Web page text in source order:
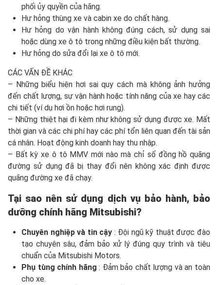
phối ủy quyền của hãng.
Hư hỏng thùng xe và cabin xe do chất hàng.
Hư hỏng do vận hành không đúng cách, sử dụng sai
hoặc dùng xe ô tô trong những điều kiện bất thường.
Hư hỏng do sửa đổi lại xe ô tô mới.
CÁC VẤN ĐỀ KHÁC
– Những biểu hiện hơi sai quy cách mà không ảnh hưởng
đến chất lượng, sự vận hành hoặc tính năng của xe hay các
chi tiết (ví dụ hơi ồn hoặc hơi rung).
– Những thiệt hại đi kèm như không sử dụng được xe. Mất
thời gian và các chi phí hay các phí tổn liên quan đến tài sản
cá nhân. Hoạt động kinh doanh hay thu nhập.
– Bất kỳ xe ô tô MMV mới nào mà chỉ số đồng hồ quãng
đường sử dụng đã bị thay đổi nên không xác định được
quãng đường xe đã chạy.
Tại sao nên sử dụng dịch vụ bảo hành, bảo
dưỡng chính hãng Mitsubishi?
Chuyên nghiệp và tin cậy : Đội ngũ kỹ thuật được đào
tạo chuyên sâu, đảm bảo xử lý đúng quy trình và tiêu
chuẩn của Mitsubishi Motors.
Phụ tùng chính hãng : Đảm bảo chất lượng và an toàn
cho xe.